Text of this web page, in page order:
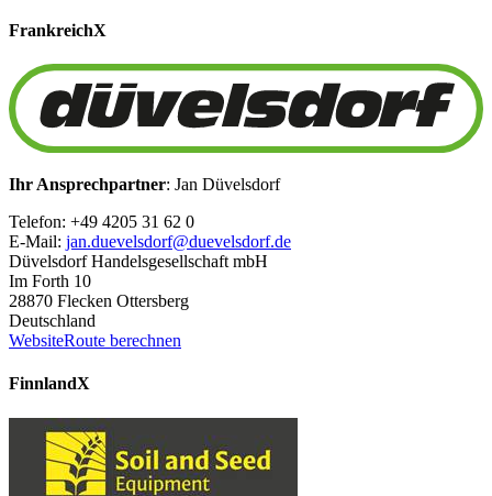
FrankreichX
Ihr Ansprechpartner: Jan Düvelsdorf
Telefon: +49 4205 31 62 0
E-Mail: jan.duevelsdorf@duevelsdorf.de
Düvelsdorf Handelsgesellschaft mbH
Im Forth 10
28870 Flecken Ottersberg
Deutschland
WebsiteRoute berechnen
FinnlandX